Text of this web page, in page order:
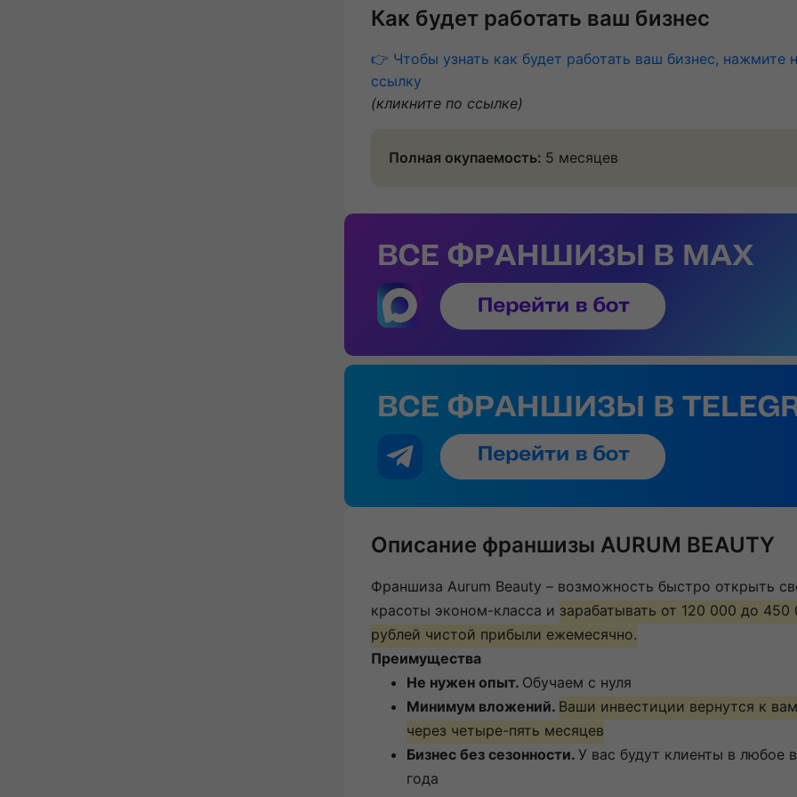
Как будет работать ваш бизнес
👉 Чтобы узнать как будет работать ваш бизнес, нажмите
ссылку
(кликните по ссылке)
Полная окупаемость: 5 месяцев
Описание франшизы AURUM BEAUTY
Франшиза Aurum Beauty – возможность быстро открыть
красоты эконом-класса и зарабатывать от 120 000 до 450
рублей чистой прибыли ежемесячно.
Преимущества
Не нужен опыт. Обучаем с нуля
Минимум вложений. Ваши инвестиции вернутся к
через четыре-пять месяцев
Бизнес без сезонности. У вас будут клиенты в любое
года